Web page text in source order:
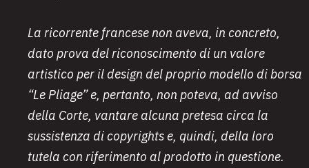
La ricorrente francese non aveva, in concreto,
dato prova del riconoscimento di un valore
artistico per il design del proprio modello di borsa
“Le Pliage” e, pertanto, non poteva, ad avviso
della Corte, vantare alcuna pretesa circa la
sussistenza di copyrights e, quindi, della loro
tutela con riferimento al prodotto in questione.